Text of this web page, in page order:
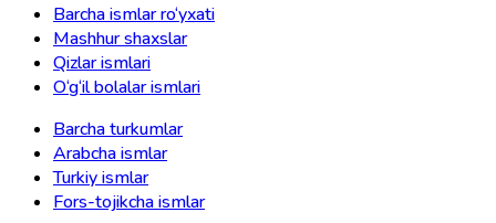
Barcha ismlar ro‘yxati
Mashhur shaxslar
Qizlar ismlari
O‘g‘il bolalar ismlari
Barcha turkumlar
Arabcha ismlar
Turkiy ismlar
Fors-tojikcha ismlar